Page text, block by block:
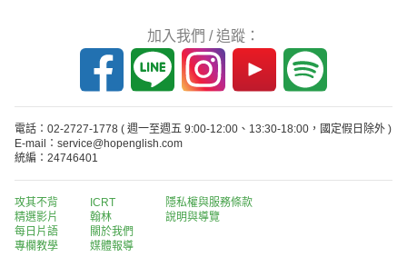
加入我們 / 追蹤：
電話：02-2727-1778 ( 週一至週五 9:00-12:00、13:30-18:00，國定假日除外 )
E-mail：service@hopenglish.com
統編：24746401
攻其不背
精選影片
每日片語
專欄教學
ICRT
翰林
關於我們
媒體報導
隱私權與服務條款
說明與導覽